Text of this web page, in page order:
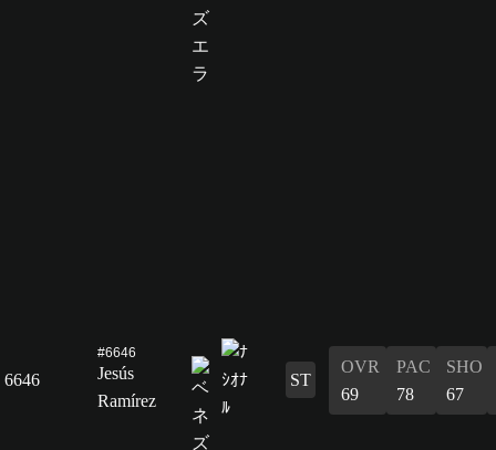
6646
#6646
Jesús
Ramírez
ST
OVR
69
PAC
78
SHO
67